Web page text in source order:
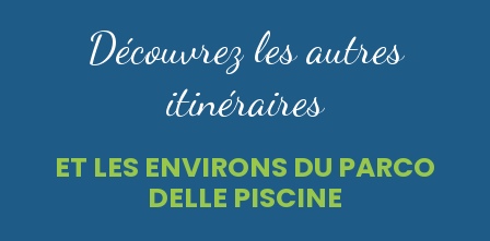
Découvrez les autres
itinéraires
ET LES ENVIRONS DU PARCO
DELLE PISCINE